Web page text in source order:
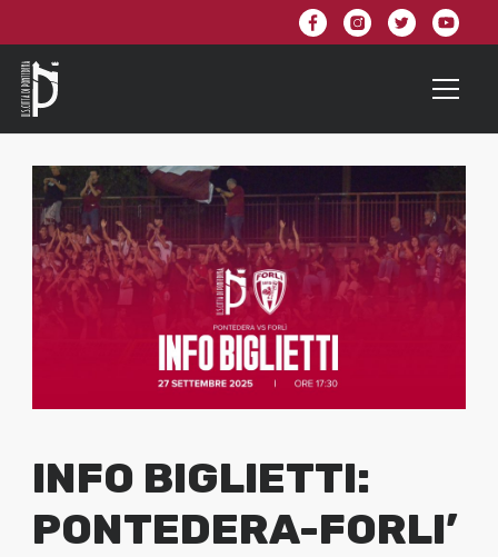
INFO BIGLIETTI:
PONTEDERA-FORLI’